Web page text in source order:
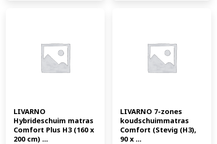
LIVARNO
Hybrideschuim matras
Comfort Plus H3 (160 x
200 cm) ...
LIVARNO 7-zones
koudschuimmatras
Comfort (Stevig (H3),
90 x ...